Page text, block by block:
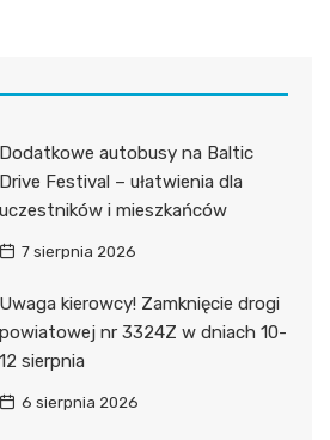
Dodatkowe autobusy na Baltic
Drive Festival – ułatwienia dla
uczestników i mieszkańców
7 sierpnia 2026
Uwaga kierowcy! Zamknięcie drogi
powiatowej nr 3324Z w dniach 10-
12 sierpnia
6 sierpnia 2026